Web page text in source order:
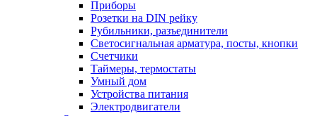
Приборы
Розетки на DIN рейку
Рубильники, разъединители
Светосигнальная арматура, посты, кнопки
Счетчики
Таймеры, термостаты
Умный дом
Устройства питания
Электродвигатели